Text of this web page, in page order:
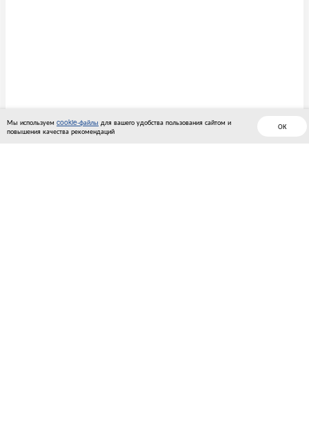
ОК
Мы используем cookie-файлы для вашего удобства пользования сайтом и
повышения качества рекомендаций